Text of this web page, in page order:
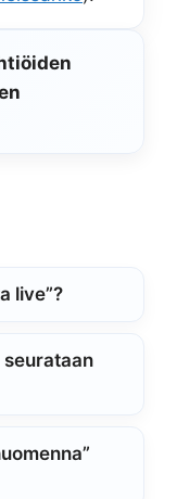
live”?
seurataan